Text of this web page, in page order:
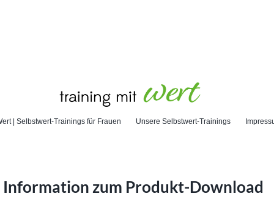
| Selbstwert-Trainings für Frauen Unsere Selbstwert-Trainings
Information zum Produkt-Download